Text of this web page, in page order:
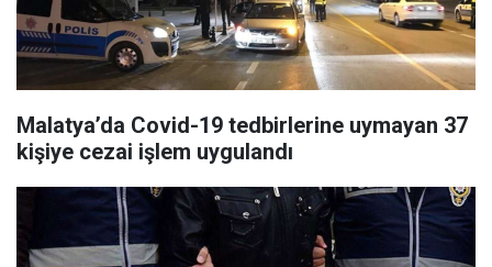
Malatya’da Covid-19 tedbirlerine uymayan 37
kişiye cezai işlem uygulandı